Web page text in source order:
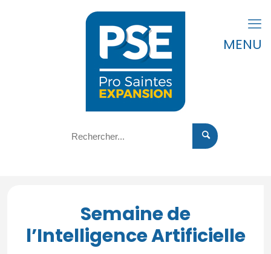
MENU
Semaine de
l’Intelligence Artificielle